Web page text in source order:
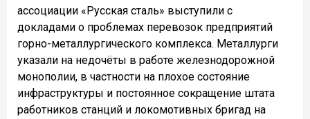
ассоциации «Русская сталь» выступили с
докладами о проблемах перевозок предприятий
горно-металлургического комплекса. Металлурги
указали на недочёты в работе железнодорожной
монополии, в частности на плохое состояние
инфраструктуры и постоянное сокращение штата
работников станций и локомотивных бригад на